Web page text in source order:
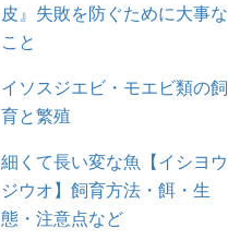
皮』失敗を防ぐために大事な
こと
イソスジエビ・モエビ類の飼
育と繁殖
細くて長い変な魚【イシヨウ
ジウオ】飼育方法・餌・生
態・注意点など